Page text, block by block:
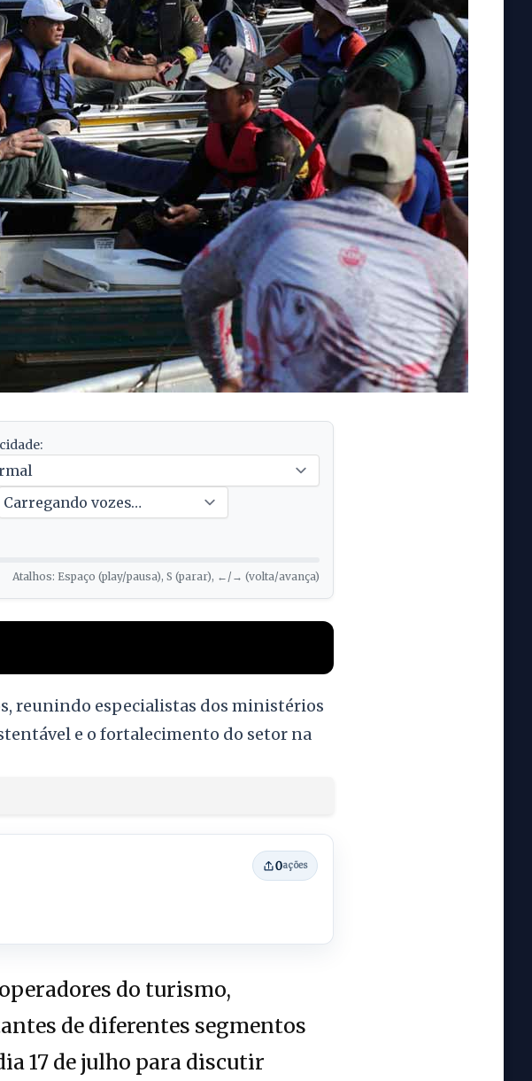
Atalhos: Espaço (play/pausa), S (parar), ←/→ (volta/avança)
reunindo especialistas dos ministérios
e o fortalecimento do setor na
0ações
do turismo,
de diferentes segmentos
17 de julho para discutir